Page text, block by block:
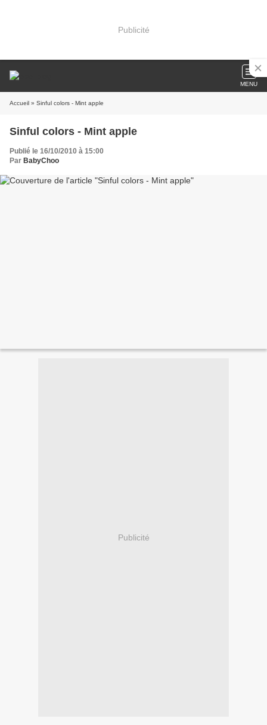
Publicité
MENU
Accueil » Sinful colors - Mint apple
Sinful colors - Mint apple
Publié le 16/10/2010 à 15:00
Par BabyChoo
Publicité